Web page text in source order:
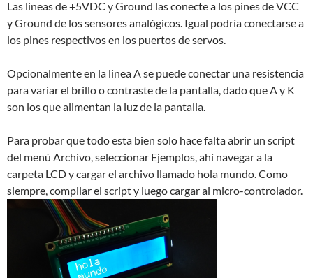
Las lineas de +5VDC y Ground las conecte a los pines de VCC
y Ground de los sensores analógicos. Igual podría conectarse a
los pines respectivos en los puertos de servos.
Opcionalmente en la linea A se puede conectar una resistencia
para variar el brillo o contraste de la pantalla, dado que A y K
son los que alimentan la luz de la pantalla.
Para probar que todo esta bien solo hace falta abrir un script
del menú Archivo, seleccionar Ejemplos, ahí navegar a la
carpeta LCD y cargar el archivo llamado hola mundo. Como
siempre, compilar el script y luego cargar al micro-controlador.